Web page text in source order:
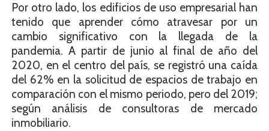
Por otro lado, los edificios de uso empresarial han
tenido que aprender cómo atravesar por un
cambio significativo con la llegada de la
pandemia. A partir de junio al final de año del
2020, en el centro del país, se registró una caída
del 62% en la solicitud de espacios de trabajo en
comparación con el mismo periodo, pero del 2019;
según análisis de consultoras de mercado
inmobiliario.